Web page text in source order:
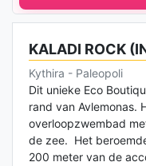
KALADI ROCK
Kythira - Paleopoli
Dit unieke Eco
rand van Avlemonas.
overloopzwembad
de zee. Het
200 meter van de